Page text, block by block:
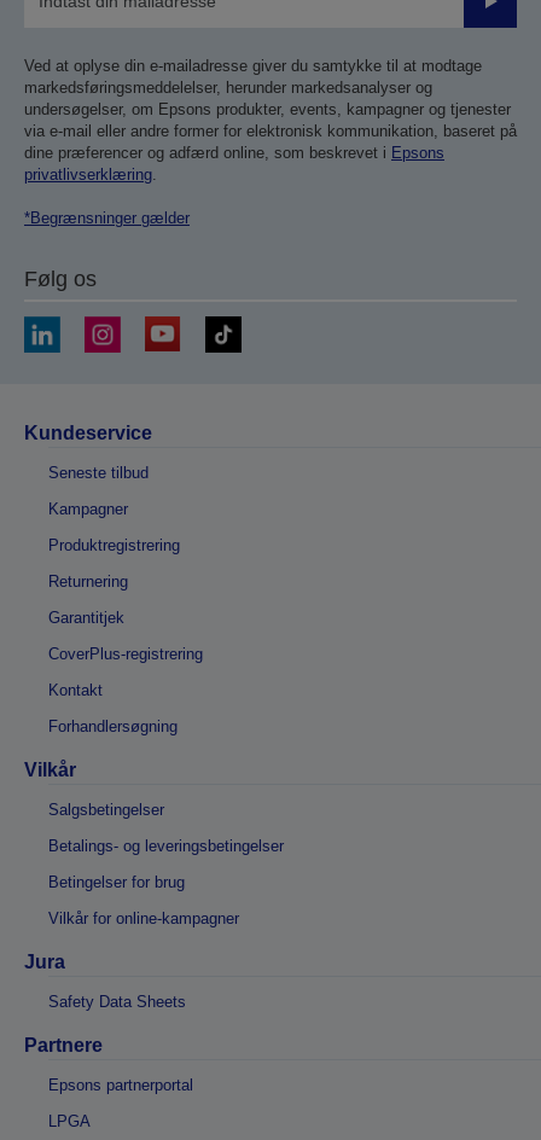
Send
Ved at oplyse din e-mailadresse giver du samtykke til at modtage
markedsføringsmeddelelser, herunder markedsanalyser og
undersøgelser, om Epsons produkter, events, kampagner og tjenester
via e-mail eller andre former for elektronisk kommunikation, baseret på
dine præferencer og adfærd online, som beskrevet i Epsons
privatlivserklæring.
*Begrænsninger gælder
Følg os
Kundeservice
Seneste tilbud
Kampagner
Produktregistrering
Returnering
Garantitjek
CoverPlus-registrering
Kontakt
Forhandlersøgning
Vilkår
Salgsbetingelser
Betalings- og leveringsbetingelser
Betingelser for brug
Vilkår for online-kampagner
Jura
Safety Data Sheets
Partnere
Epsons partnerportal
LPGA